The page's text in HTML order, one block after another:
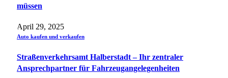
müssen
April 29, 2025
Auto kaufen und verkaufen
Straßenverkehrsamt Halberstadt – Ihr zentraler
Ansprechpartner für Fahrzeugangelegenheiten​